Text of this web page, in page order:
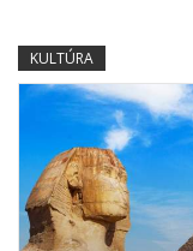
KULTÚRA